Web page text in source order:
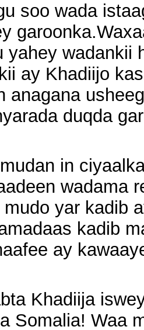
soo wada
yahey wadankii
ay Khadiijo
anagana
duqda
in
wadama
yar kadib
kadib
ay
Khadiija
Somalia! Waa